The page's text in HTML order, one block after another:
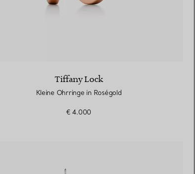
Tiffany Lock
Kleine Ohrringe in Roségold
€ 4.000